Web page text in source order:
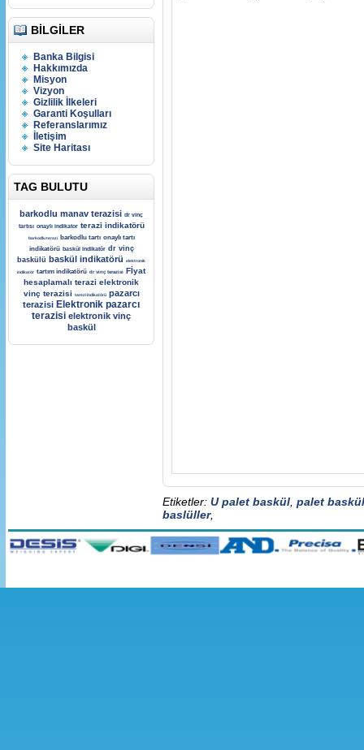
BILGILER
Banka Bilgisi
Hakkımızda
Misyon
Vizyon
Gizlilik İlkeleri
Garanti Koşulları
Referanslarımız
İletişim
Site Haritası
TAG BULUTU
barkodlu manav terazisi dr vinç
tartısı onaylı indikator terazi indikatörü
barkodlu terazi barkodlu tartı onaylı tartı
indikatörü
baskül indikatör dr vinç
baskülü baskül indikatörü elektronik
indikatör tartım indikatörü dr vinç terazisi Fİyat
hesaplamalı terazi elektronik
vinç terazisi
tarezi indikatörü pazarcı
terazisi Elektronik pazarcı
terazisi elektronik vinç
baskül
Etiketler: U palet baskül palet
baslüller,